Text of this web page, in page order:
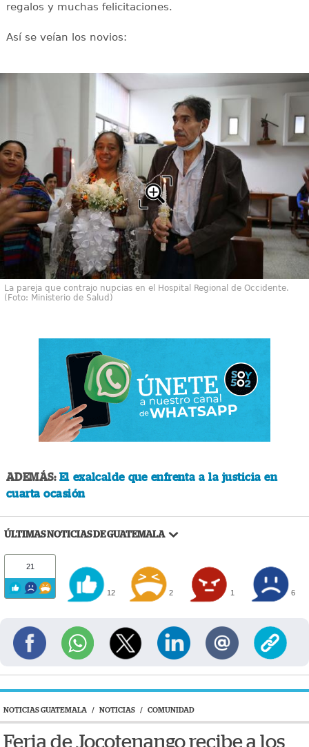
regalos y muchas felicitaciones.
Así se veían los novios:
La pareja que contrajo nupcias en el Hospital Regional de Occidente.
(Foto: Ministerio de Salud)
ADEMÁS: El exalcalde que enfrenta a la justicia en
cuarta ocasión
ÚLTIMAS NOTICIAS DE GUATEMALA
21
12 2 1 6
NOTICIAS GUATEMALA / NOTICIAS / COMUNIDAD
Feria de Jocotenango recibe a los